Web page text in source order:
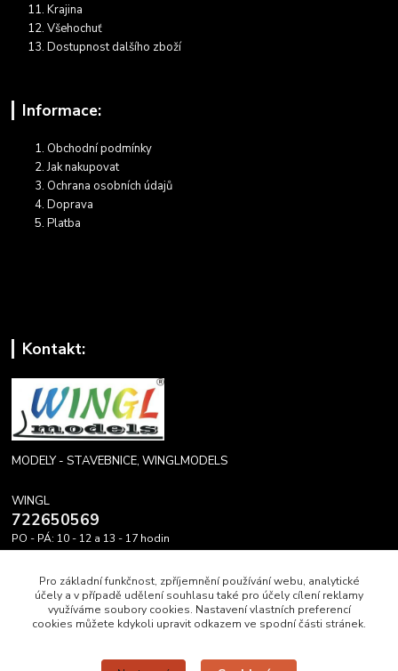
Krajina
Všehochuť
Dostupnost dalšího zboží
Informace:
Obchodní podmínky
Jak nakupovat
Ochrana osobních údajů
Doprava
Platba
Kontakt:
MODELY - STAVEBNICE, WINGLMODELS
WINGL
722650569
PO - PÁ: 10 - 12 a 13 - 17 hodin
Pro základní funkčnost, zpříjemnění používání webu, analytické
účely a v případě udělení souhlasu také pro účely cílení reklamy
využíváme soubory cookies. Nastavení vlastních preferencí
cookies můžete kdykoli upravit odkazem ve spodní části stránek.